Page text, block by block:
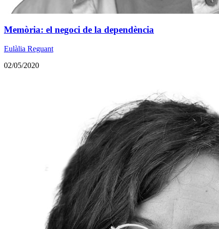
Memòria: el negoci de la dependència
Eulàlia Reguant
02/05/2020